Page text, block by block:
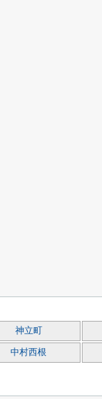
神立町
中村西根